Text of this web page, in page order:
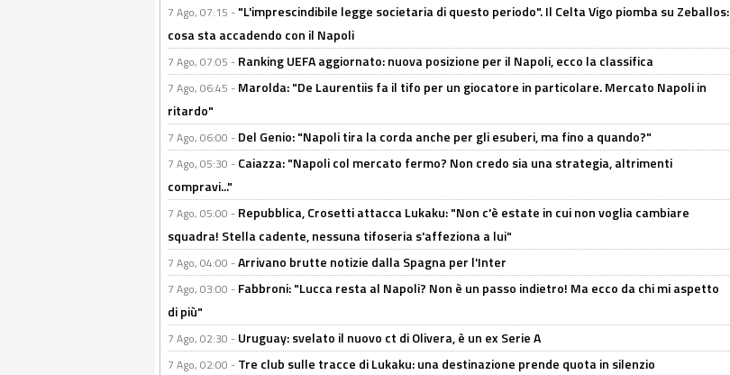
7 Ago, 07:15 - "L'imprescindibile legge societaria di questo periodo". Il Celta Vigo piomba su Zeballos:
cosa sta accadendo con il Napoli
7 Ago, 07:05 - Ranking UEFA aggiornato: nuova posizione per il Napoli, ecco la classifica
7 Ago, 06:45 - Marolda: "De Laurentiis fa il tifo per un giocatore in particolare. Mercato Napoli in
ritardo"
7 Ago, 06:00 - Del Genio: "Napoli tira la corda anche per gli esuberi, ma fino a quando?"
7 Ago, 05:30 - Caiazza: "Napoli col mercato fermo? Non credo sia una strategia, altrimenti
compravi..."
7 Ago, 05:00 - Repubblica, Crosetti attacca Lukaku: "Non c'è estate in cui non voglia cambiare
squadra! Stella cadente, nessuna tifoseria s'affeziona a lui"
7 Ago, 04:00 -Arrivano brutte notizie dalla Spagna per l'Inter
7 Ago, 03:00 - Fabbroni: "Lucca resta al Napoli? Non è un passo indietro! Ma ecco da chi mi aspetto
di più"
7 Ago, 02:30 - Uruguay: svelato il nuovo ct di Olivera, è un ex Serie A
7 Ago, 02:00 - Tre club sulle tracce di Lukaku: una destinazione prende quota in silenzio